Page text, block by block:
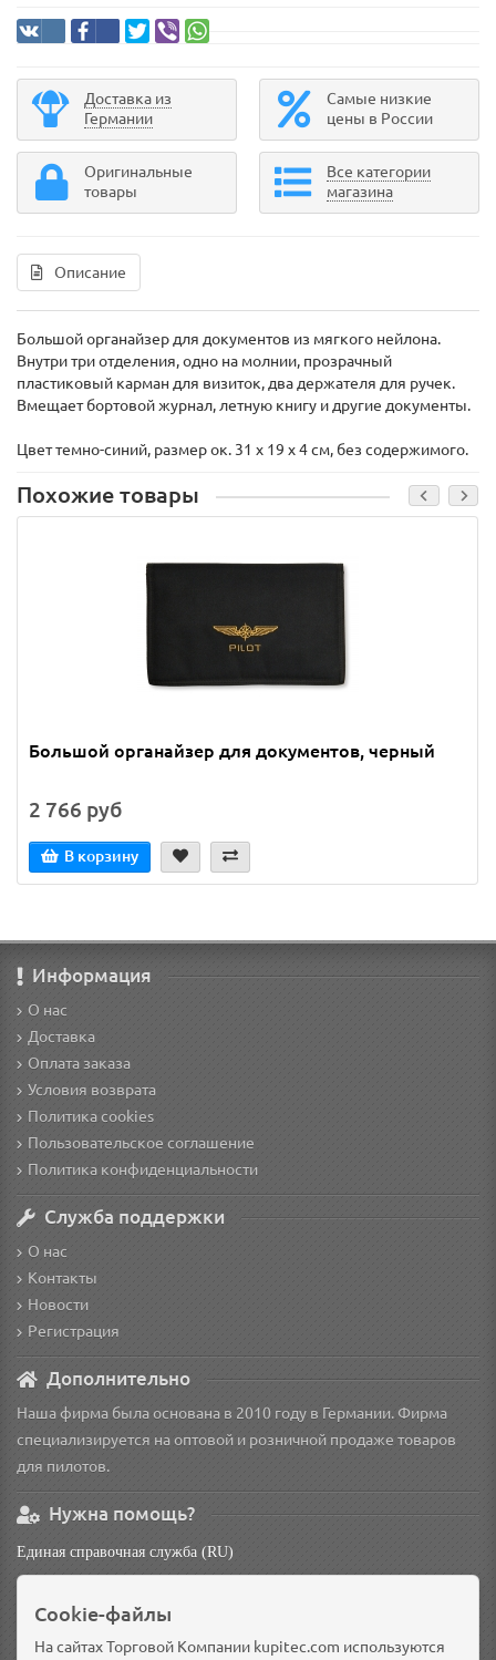
Доставка из
Германии
Самые низкие
цены в России
Оригинальные
товары
Все категории
магазина
Описание
Большой органайзер для документов из мягкого нейлона.
Внутри три отделения, одно на молнии, прозрачный
пластиковый карман для визиток, два держателя для ручек.
Вмещает бортовой журнал, летную книгу и другие документы.
Цвет темно-синий, размер ок. 31 х 19 х 4 см, без содержимого.
Похожие товары
Большой органайзер для документов, черный
2 766 руб
В корзину
Информация
О нас
Доставка
Оплата заказа
Условия возврата
Политика cookies
Пользовательское соглашение
Политика конфиденциальности
Служба поддержки
О нас
Контакты
Новости
Регистрация
Дополнительно
Наша фирма была основана в 2010 году в Германии. Фирма
специализируется на оптовой и розничной продаже товаров
для пилотов.
Нужна помощь?
Единая справочная служба (RU)
non
Основной склад: Германия, Берлин
Доп. склад: Россия, Омск
Cookie-файлы
На сайтах Торговой Компании kupitec.com используются